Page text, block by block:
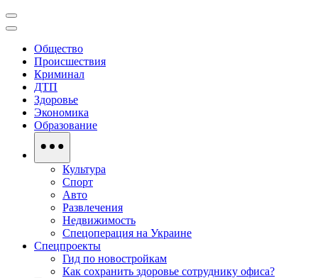
Общество
Происшествия
Криминал
ДТП
Здоровье
Экономика
Образование
Культура
Спорт
Авто
Развлечения
Недвижимость
Спецоперация на Украине
Спецпроекты
Гид по новостройкам
Как сохранить здоровье сотруднику офиса?